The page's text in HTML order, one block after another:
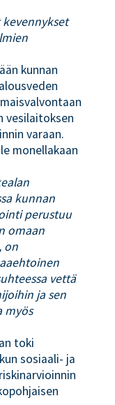
kunnan
vesilaitoksen
varaan.
monellakaan
kunnan
perustuu
omaan
on
vettä
ja sen
myös
toki
sosiaali- ja